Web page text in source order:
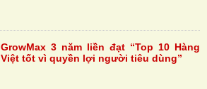
GrowMax 3 năm liền đạt “Top 10 Hàng
Việt tốt vì quyền lợi người tiêu dùng”